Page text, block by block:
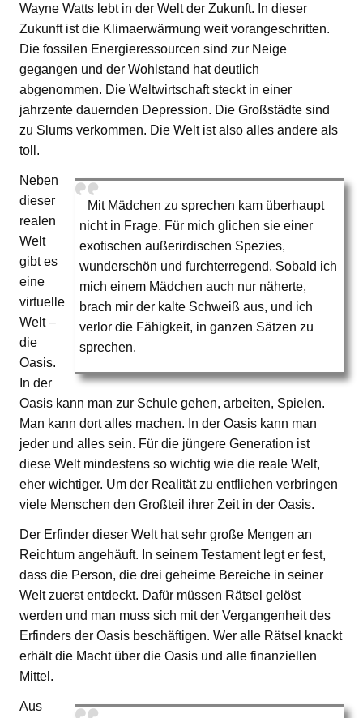
Wayne Watts lebt in der Welt der Zukunft. In dieser
Zukunft ist die Klimaerwärmung weit vorangeschritten.
Die fossilen Energieressourcen sind zur Neige
gegangen und der Wohlstand hat deutlich
abgenommen. Die Weltwirtschaft steckt in einer
jahrzente dauernden Depression. Die Großstädte sind
zu Slums verkommen. Die Welt ist also alles andere als
toll.
Mit Mädchen zu sprechen kam überhaupt
nicht in Frage. Für mich glichen sie einer
exotischen außerirdischen Spezies,
wunderschön und furchterregend. Sobald ich
mich einem Mädchen auch nur näherte,
brach mir der kalte Schweiß aus, und ich
verlor die Fähigkeit, in ganzen Sätzen zu
sprechen.
Neben
dieser
realen
Welt
gibt es
eine
virtuelle
Welt –
die
Oasis.
In der
Oasis kann man zur Schule gehen, arbeiten, Spielen.
Man kann dort alles machen. In der Oasis kann man
jeder und alles sein. Für die jüngere Generation ist
diese Welt mindestens so wichtig wie die reale Welt,
eher wichtiger. Um der Realität zu entfliehen verbringen
viele Menschen den Großteil ihrer Zeit in der Oasis.
Der Erfinder dieser Welt hat sehr große Mengen an
Reichtum angehäuft. In seinem Testament legt er fest,
dass die Person, die drei geheime Bereiche in seiner
Welt zuerst entdeckt. Dafür müssen Rätsel gelöst
werden und man muss sich mit der Vergangenheit des
Erfinders der Oasis beschäftigen. Wer alle Rätsel knackt
erhält die Macht über die Oasis und alle finanziellen
Mittel.
Aus